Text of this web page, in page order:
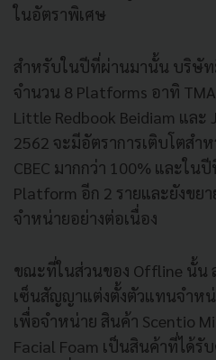
ในอัตราพิเศษ
สำหรับในปีที่ผ่านมานั้น บริษัท
จำนวน 8 Platforms อาทิ
Little Redbook Beidiam และ
2562 จะมีอัตราการเติบโตสำ
CBEC มากกว่า 100% และใน
Platform อีก 2 รายและยังขยา
จำหน่ายอย่างต่อเนื่อง
ขณะที่ในส่วนของ Offline นั้น
เซ็นสัญญาแต่งตั้งตัวแทนจำหน่
เพื่อจำหน่าย สินค้า Scentio
Facial Foam เป็นสินค้าที่ได้